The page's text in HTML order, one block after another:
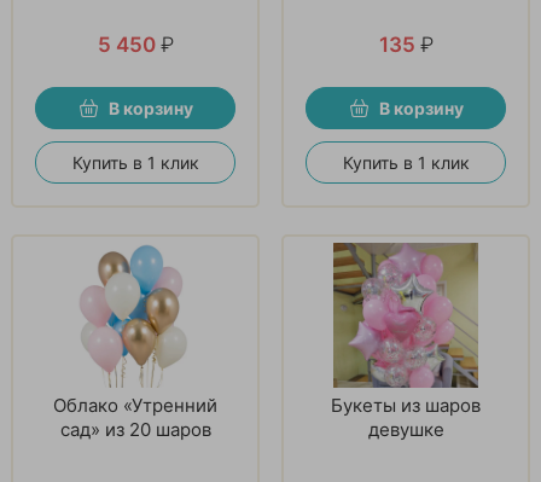
5 450 ₽
В корзину
Купить в 1 клик
135 ₽
В корзину
Купить в 1 клик
Облако «Утренний
сад» из 20 шаров
Букеты из шаров
девушке